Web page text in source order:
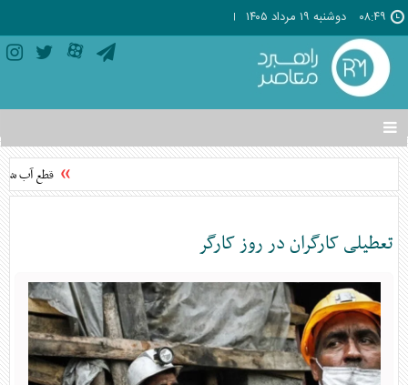
۰۸:۴۹ دوشنبه ۱۹ مرداد ۱۴۰۵
تغییر
وضعیت
منوی
ها
قطع آب
تعطیلی کارگران در روز کارگر